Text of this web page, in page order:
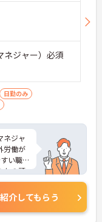
ジャー）必須
日勤のみ
ネジャ
労働が
い職
たの頑
のある
軽に
紹介してもらう